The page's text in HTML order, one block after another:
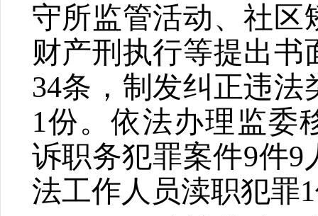
守所监管活动、社区
财产刑执行等提出书
34条，制发纠正违法
1份。依法办理监委
诉职务犯罪案件9件9
法工作人员渎职犯罪1